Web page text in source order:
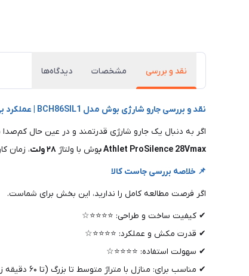
نقد و بررسی مشخصات دیدگاه‌ها
نقد و بررسی جارو شارژی بوش مدل BCH86SIL1 | عملکرد بی‌صدا با قدرت ۲۸ ولت و زمان کار طولانی
اگر به دنبال یک جارو شارژی قدرتمند و در عین حال
Athlet ProSilence 28Vmax ب وش با ولتاژ ۲۸ ولت ، زمان
📌 خلاصه بررسی جاست کالا
اگر فرصت مطالعه کامل را ندارید، این بخش برای شماست.
✔ کیفیت ساخت و طراحی: ⭐⭐⭐⭐☆
✔ قدرت مکش و عملکرد: ⭐⭐⭐⭐☆
✔ سهولت استفاده: ⭐⭐⭐⭐☆
✔ مناسب برای: منازل با متراژ متوسط تا بزرگ (تا ۶۰ دقیقه زمان کار)، کف‌های سخت و موکت‌های کم‌پشت، افرادی که به صدای کم و قدرت مکش بالا اهمیت می‌دهند